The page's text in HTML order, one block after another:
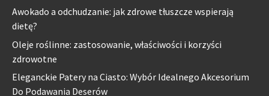
Awokado a odchudzanie: jak zdrowe tłuszcze wspierają
dietę?
Oleje roślinne: zastosowanie, właściwości i korzyści
zdrowotne
Eleganckie Patery na Ciasto: Wybór Idealnego Akcesorium
Do Podawania Deserów